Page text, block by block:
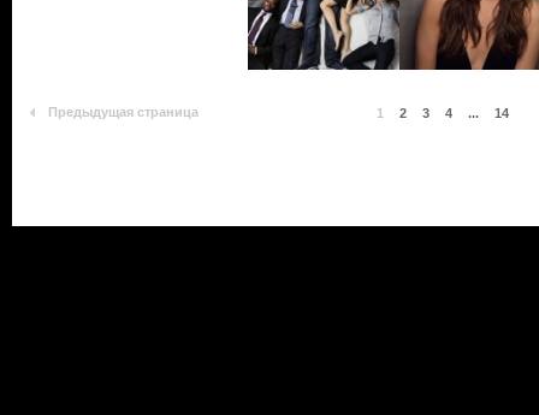
Предыдущая страница 1 2 3 4 ... 14